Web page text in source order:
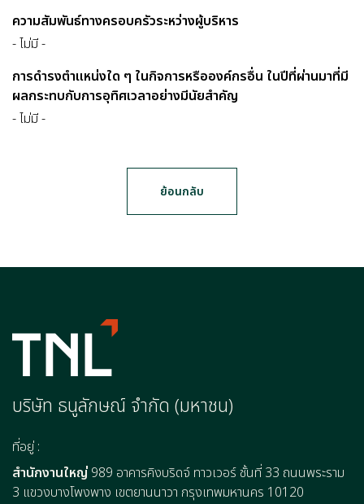
ความสัมพันธ์ทางครอบครัวระหว่างผู้บริหาร
- ไม่มี -
การดำรงตำแหน่งใด ๆ ในกิจการหรือองค์กรอื่น ในปีที่ผ่านมาที่มี
ผลกระทบกับการอุทิศเวลาอย่างมีนัยสำคัญ
- ไม่มี -
ย้อนกลับ
บริษัท ธนูลักษณ์ จำกัด (มหาชน)
ที่อยู่ :
สำนักงานใหญ่ 989 อาคารคิงบริดจ์ ทาวเวอร์ ชั้นที่ 33 ถนนพระราม
3 แขวงบางโพงพาง เขตยานนาวา กรุงเทพมหานคร 10120